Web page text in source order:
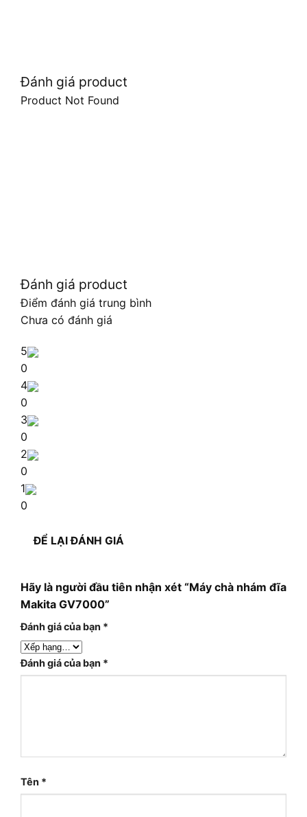
Đánh giá product
Product Not Found
Đánh giá product
Điểm đánh giá trung bình
Chưa có đánh giá
5
0
4
0
3
0
2
0
1
0
ĐỂ LẠI ĐÁNH GIÁ
Hãy là người đầu tiên nhận xét “Máy chà nhám đĩa
Makita GV7000”
Đánh giá của bạn *
Đánh giá của bạn *
Tên *